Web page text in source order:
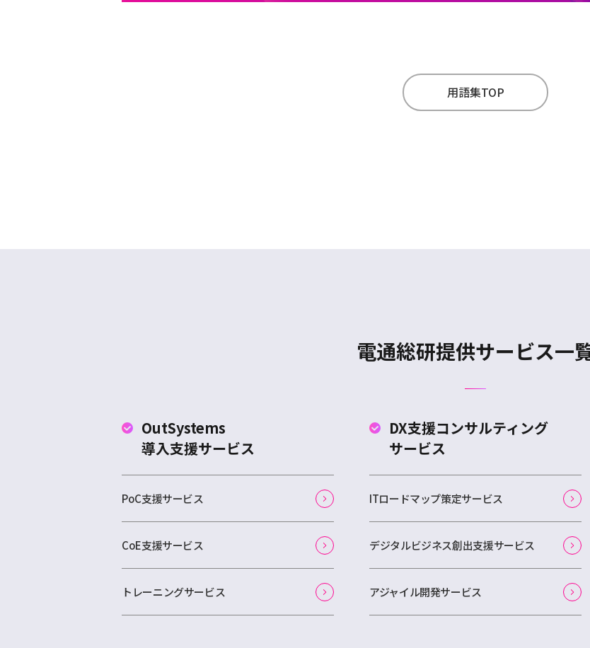
用語集TOP
電通総研提供サービス一
OutSystems
導入支援サービス
PoC支援サービス
CoE支援サービス
トレーニングサービス
DX支援コンサルティング
サービス
ITロードマップ策定サービス
デジタルビジネス創出支援サービス
アジャイル開発サービス